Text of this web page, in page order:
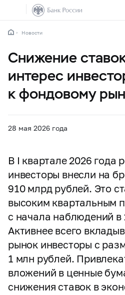
Новости
Снижение
интерес
к фондовому
28 мая 2026 года
В I квартале 2026 года
инвесторы внесли на
910 млрд рублей. Это
высоким квартальным
с начала наблюдений в
Активнее всего
рынок инвесторы с
1 млн рублей.
вложений в ценные
снижения ставок в